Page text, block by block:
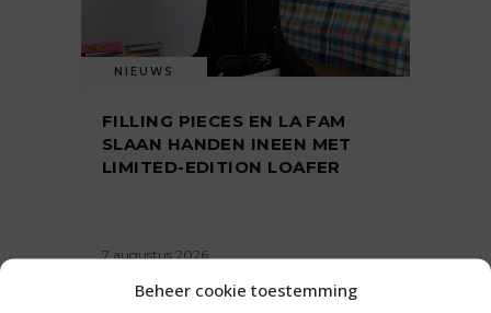
Beheer cookie toestemming
NIEUWS
FILLING PIECES EN LA FAM
SLAAN HANDEN INEEN MET
LIMITED-EDITION LOAFER
7 augustus 2026